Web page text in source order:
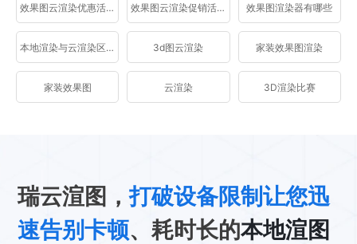
效果图云渲染优惠活动 效果图云渲染促销活动 效果图渲染器有哪些
本地渲染与云渲染区别 3d图云渲染 家装效果图渲染
家装效果图 云渲染 3D渲染比赛
瑞云渲图，打破设备限制让您迅
速告别卡顿、耗时长的本地渲图